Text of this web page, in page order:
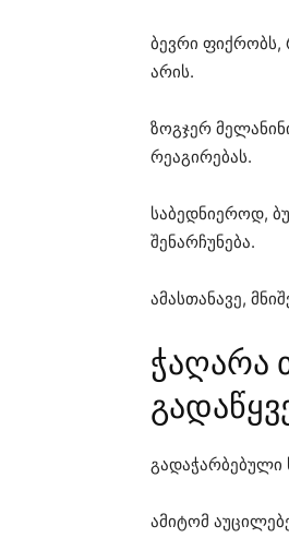
ბევრი ფიქრობს,
არის.
ზოგჯერ
რეაგირებას.
საბედნიეროდ,
შენარჩუნება.
ამასთანავე,
ჭაღარა
ამიტომ